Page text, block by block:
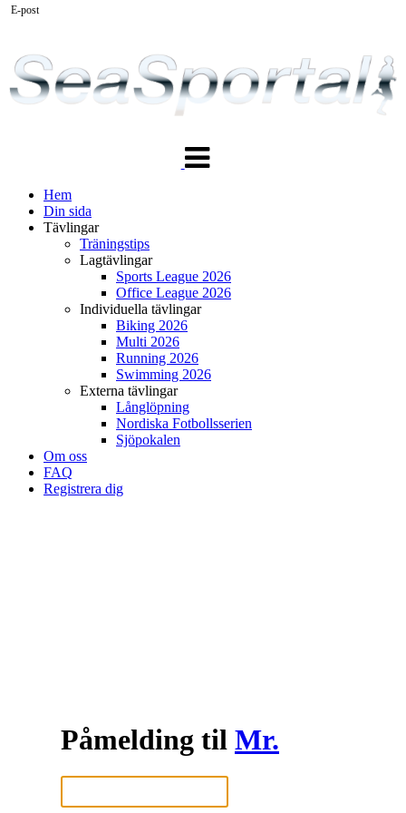
navigering
Hem
Din sida
Tävlingar
Träningstips
Lagtävlingar
Sports League 2026
Office League 2026
Individuella tävlingar
Biking 2026
Multi 2026
Running 2026
Swimming 2026
Externa tävlingar
Långlöpning
Nordiska Fotbollsserien
Sjöpokalen
Om oss
FAQ
Registrera dig
Påmelding til Mr.
E-post